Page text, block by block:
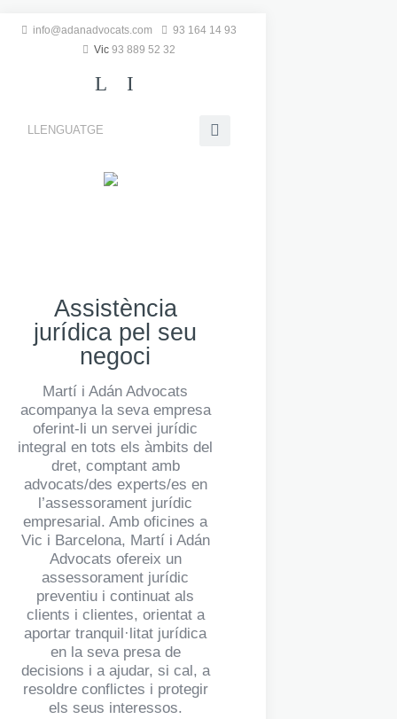
info@adanadvocats.com
93 164 14 93
Vic 93 889 52 32
L I
LLENGUATGE
Assistència
jurídica pel seu
negoci
Martí i Adán Advocats
acompanya la seva empresa
oferint-li un servei jurídic
integral en tots els àmbits del
dret, comptant amb
advocats/des experts/es en
l’assessorament jurídic
empresarial. Amb oficines a
Vic i Barcelona, Martí i Adán
Advocats ofereix un
assessorament jurídic
preventiu i continuat als
clients i clientes, orientat a
aportar tranquil·litat jurídica
en la seva presa de
decisions i a ajudar, si cal, a
resoldre conflictes i protegir
els seus interessos.